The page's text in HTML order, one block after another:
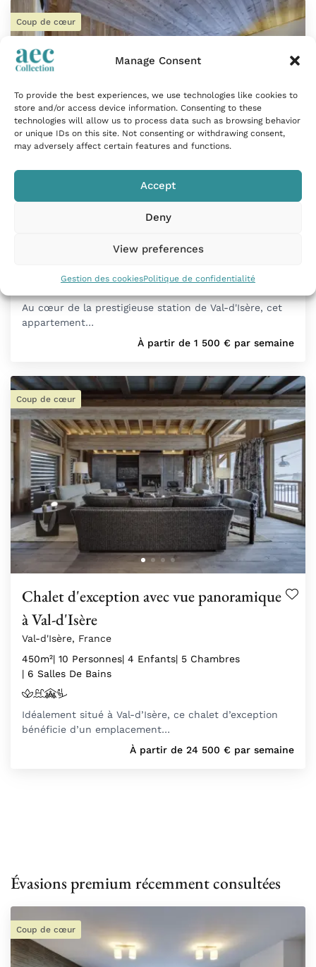
Manage Consent
To provide the best experiences, we use technologies like cookies to
store and/or access device information. Consenting to these
technologies will allow us to process data such as browsing behavior
or unique IDs on this site. Not consenting or withdrawing consent,
may adversely affect certain features and functions.
Accept
Deny
View preferences
Gestion des cookiesPolitique de confidentialité
Coup de cœur
Duplex raffiné proche des pistes à Val-
| 5 Personnes| 2 Chambres| 2 Salles De Bains
Au cœur de la prestigieuse station de Val-d'Isère, cet
appartement…
À partir de 1 500 € par semaine
Coup de cœur
Chalet d'exception avec vue panoramique
à Val-d'Isère
Val-d'Isère, France
450m²| 10 Personnes| 4 Enfants| 5 Chambres
| 6 Salles De Bains
Idéalement situé à Val-d’Isère, ce chalet d’exception
bénéficie d’un emplacement…
À partir de 24 500 € par semaine
Évasions premium récemment consultées
Coup de cœur